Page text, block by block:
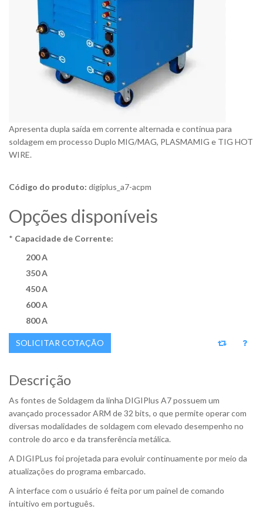
Apresenta dupla saída em corrente alternada e continua para
soldagem em processo Duplo MIG/MAG, PLASMAMIG e TIG HOT
WIRE.
Código do produto: digiplus_a7-acpm
Opções disponíveis
* Capacidade de Corrente:
200 A
350 A
450 A
600 A
800 A
SOLICITAR COTAÇÃO
Descrição
As fontes de Soldagem da linha DIGIPlus A7 possuem um
avançado processador ARM de 32 bits, o que permite operar com
diversas modalidades de soldagem com elevado desempenho no
controle do arco e da transferência metálica.
A DIGIPLus foi projetada para evoluir continuamente por meio da
atualizações do programa embarcado.
A interface com o usuário é feita por um painel de comando
intuitivo em português.